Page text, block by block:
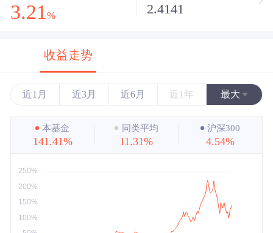
3.21 % 2.4141
收益走势
近1月 近3月 近6月 近1年 最大
近3年
近5年
最大
本基金
141.41%
同类平均
11.31%
沪深300
4.54%